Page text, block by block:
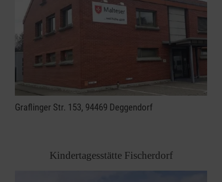
Graflinger Str. 153, 94469 Deggendorf
Kindertagesstätte Fischerdorf